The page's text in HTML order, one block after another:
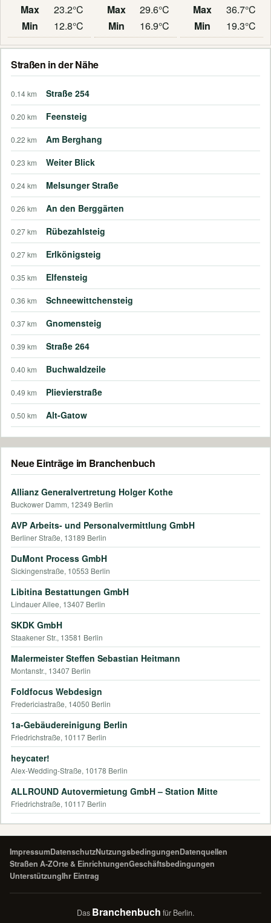
Max
23.2°C
Min
12.8°C
Max
29.6°C
Min
16.9°C
Max
36.7°C
Min
19.3°C
Straßen in der Nähe
0.14 km Straße 254
0.20 km Feensteig
0.22 km Am Berghang
0.23 km Weiter Blick
0.24 km Melsunger Straße
0.26 km An den Berggärten
0.27 km Rübezahlsteig
0.27 km Erlkönigsteig
0.35 km Elfensteig
0.36 km Schneewittchensteig
0.37 km Gnomensteig
0.39 km Straße 264
0.40 km Buchwaldzeile
0.49 km Plievierstraße
0.50 km Alt-Gatow
Neue Einträge im Branchenbuch
Allianz Generalvertretung Holger Kothe
Buckower Damm, 12349 Berlin
AVP Arbeits- und Personalvermittlung GmbH
Berliner Straße, 13189 Berlin
DuMont Process GmbH
Sickingenstraße, 10553 Berlin
Libitina Bestattungen GmbH
Lindauer Allee, 13407 Berlin
SKDK GmbH
Staakener Str., 13581 Berlin
Malermeister Steffen Sebastian Heitmann
Montanstr., 13407 Berlin
Foldfocus Webdesign
Fredericiastraße, 14050 Berlin
1a-Gebäudereinigung Berlin
Friedrichstraße, 10117 Berlin
heycater!
Alex-Wedding-Straße, 10178 Berlin
ALLROUND Autovermietung GmbH – Station Mitte
Friedrichstraße, 10117 Berlin
ImpressumDatenschutzNutzungsbedingungenDatenquellen
Straßen A-ZOrte & EinrichtungenGeschäftsbedingungen
UnterstützungIhr Eintrag
Das Branchenbuch für Berlin.